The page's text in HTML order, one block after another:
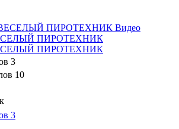
Видео
ВЕСЕЛЫЙ ПИРОТЕХНИК
ВЕСЕЛЫЙ ПИРОТЕХНИК
3
10
3